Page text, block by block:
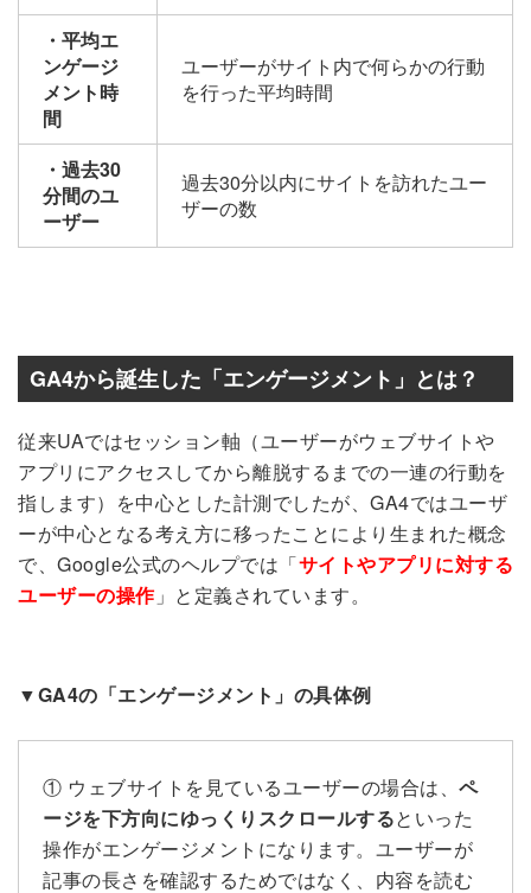
・平均エ
ンゲージ
メント時
間
ユーザーがサイト内で何らかの行動
を行った平均時間
・過去30
分間のユ
ーザー
過去30分以内にサイトを訪れたユー
ザーの数
GA4から誕生した「エンゲージメント」とは？
従来UAではセッション軸（ユーザーがウェブサイトや
アプリにアクセスしてから離脱するまでの一連の行動を
指します）を中心とした計測でしたが、GA4ではユーザ
ーが中心となる考え方に移ったことにより生まれた概念
で、Google公式のヘルプでは「サイトやアプリに対する
ユーザーの操作」と定義されています。
▼GA4の「エンゲージメント」の具体例
① ウェブサイトを見ているユーザーの場合は、 ペ
ージを下方向にゆっくりスクロールするといった
操作がエンゲージメントになります。ユーザーが
記事の長さを確認するためではなく、内容を読む